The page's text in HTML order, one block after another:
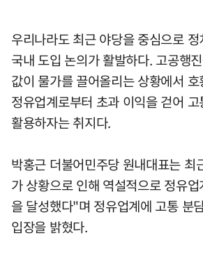
우리나라도 최근 야당을 중심으로
국내 도입 논의가 활발하다. 고공행
값이 물가를 끌어올리는 상황에서
정유업계로부터 초과 이익을 걷어
활용하자는 취지다.
박홍근 더불어민주당 원내대표는 최
가 상황으로 인해 역설적으로 정유
을 달성했다"며 정유업계에 고통 분
입장을 밝혔다.